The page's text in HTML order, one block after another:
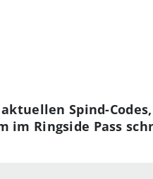
Spind-
im Ringside Pass